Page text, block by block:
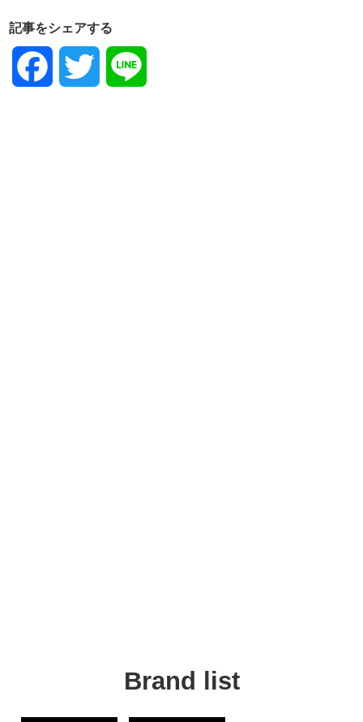
記事をシェアする
Facebook Twitter
Brand list